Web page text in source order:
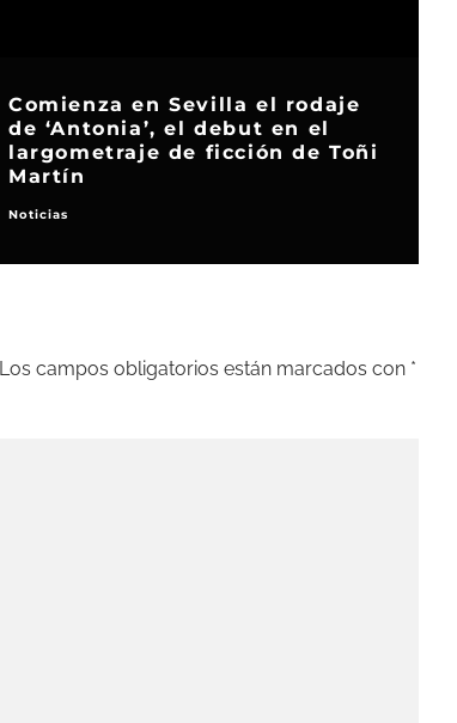
Comienza en Sevilla el rodaje
de ‘Antonia’, el debut en el
largometraje de ficción de Toñi
Martín
Noticias
Los campos obligatorios están marcados con *